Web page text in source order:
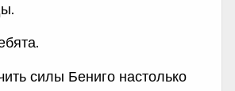
силы Бениго настолько